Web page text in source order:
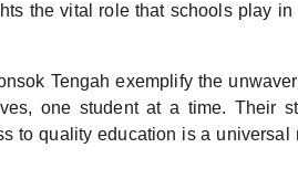
the vital role that schools play
Tengah exemplify the
one student at a time. Their
to quality education is a universal